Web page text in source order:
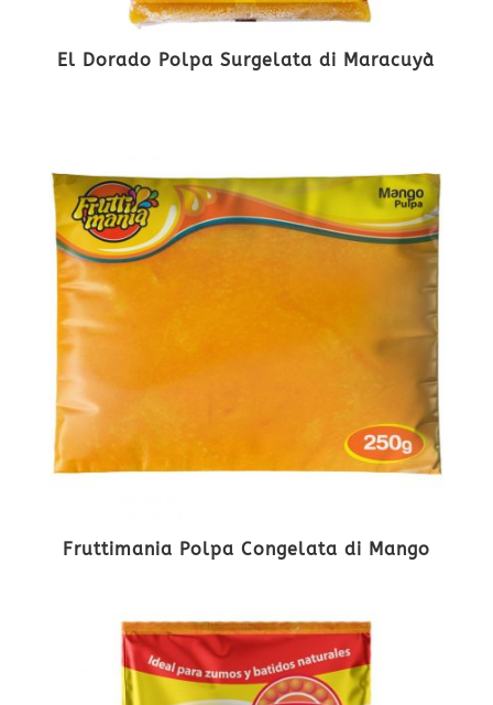
El Dorado Polpa Surgelata di Maracuyà
Fruttimania Polpa Congelata di Mango